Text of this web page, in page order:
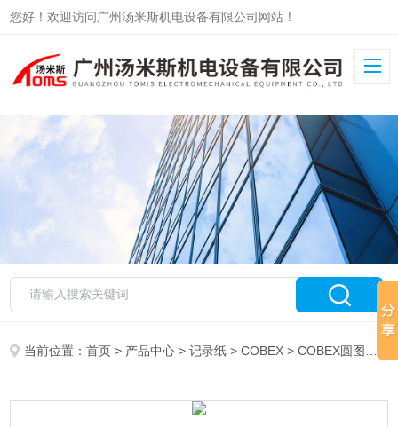
您好！欢迎访问广州汤米斯机电设备有限公司网站！
当前位置：首页 > 产品中心 >记录纸 >COBEX > COBEX圆图记录纸W110-40-08